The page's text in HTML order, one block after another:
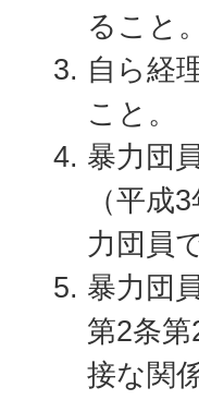
ること。
自ら経
こと。
暴力団
（平成
力団員
暴力団
第2条
接な関